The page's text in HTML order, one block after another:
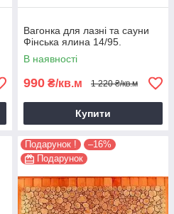
Вагонка для лазні та сауни
Фінська ялина 14/95.
В наявності
990 ₴/кв.м 1 220 ₴/кв.м
Купити
Подарунок !
–16%
Подарунок